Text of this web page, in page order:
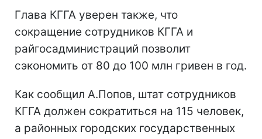
Глава КГГА уверен также, что
сокращение сотрудников КГГА и
райгосадминистраций позволит
сэкономить от 80 до 100 млн гривен в год.
Как сообщил А.Попов, штат сотрудников
КГГА должен сократиться на 115 человек,
а районных городских государственных